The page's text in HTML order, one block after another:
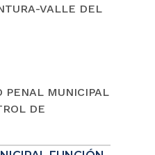
VALLE DEL
PENAL MUNICIPAL
DE